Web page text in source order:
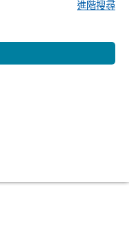
進階搜尋